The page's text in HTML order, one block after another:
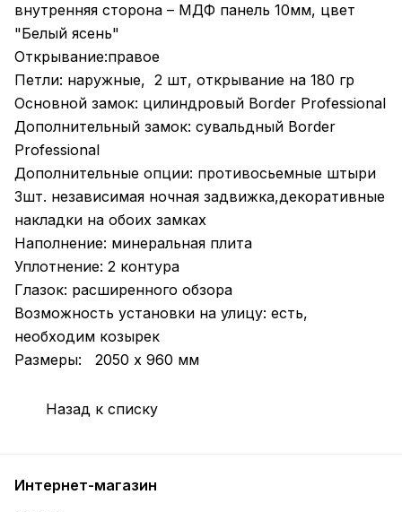
внутренняя сторона – МДФ панель 10мм, цвет
"Белый ясень"
Открывание:правое
Петли: наружные, 2 шт, открывание на 180 гр
Основной замок: цилиндровый Border Professional
Дополнительный замок: сувальдный Border
Professional
Дополнительные опции: противосьемные штыри
3шт. независимая ночная задвижка,декоративные
накладки на обоих замках
Наполнение: минеральная плита
Уплотнение: 2 контура
Глазок: расширенного обзора
Возможность установки на улицу: есть,
необходим козырек
Размеры: 2050 х 960 мм
Назад к списку
Интернет-магазин